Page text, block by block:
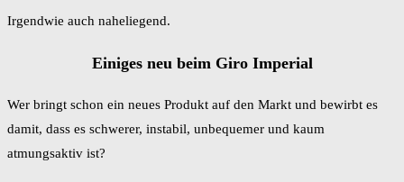
Irgendwie auch naheliegend.
Einiges neu beim Giro Imperial
Wer bringt schon ein neues Produkt auf den Markt und bewirbt es
damit, dass es schwerer, instabil, unbequemer und kaum
atmungsaktiv ist?